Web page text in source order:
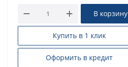
В корзину
Купить в 1 клик
Оформить в кредит